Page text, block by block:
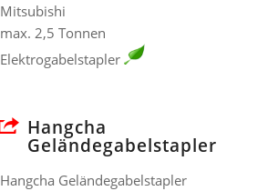
Mitsubishi
max. 2,5 Tonnen
Elektrogabelstapler
Hangcha
Geländegabelstapler
Hangcha Geländegabelstapler